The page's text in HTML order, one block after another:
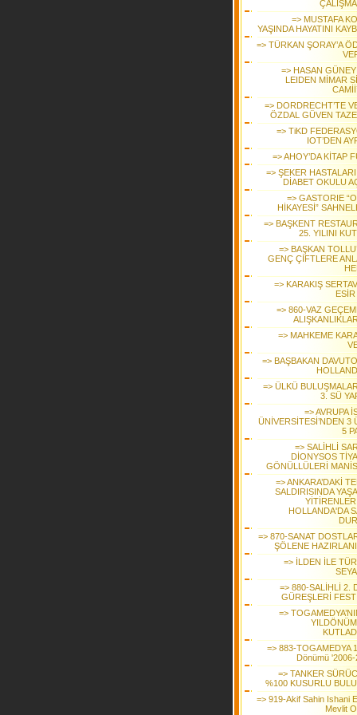
=> MUSTAFA
YAŞINDA HAYATINI
=> TÜRKAN ŞORAY’A
=> HASAN
LEIDEN MİMAR
=> DORDRECHT’TE
ÖZDAL GÜVEN
=> TiKD
IOT’DEN
=> AHOY’DA KİTAP
=> ŞEKER
DİABET OKULU
=> GASTORIE
HİKAYESİ”
=> BAŞKENT
25. YILINI
=> BAŞKAN
GENÇ ÇİFTLERE
=> KARAKIŞ
=> 860-VAZ
=> MAHKEME
=> BAŞBAKAN
=> ÜLKÜ
3. SÜ
=> AVRUPA
ÜNİVERSİTESİ’NDEN 3
5
=> SALİHLİ
DİONYSOS
GÖNÜLLÜLERİ
=> ANKARA’DAKİ
SALDIRISINDA
HOLLANDA'DA
=> 870-SANAT
ŞÖLENE
=> İLDEN İLE
=> 880-SALİHLİ 2.
GÜREŞLERİ
=>
=> 883-TOGAMEDYA
Dönümü
=> TANKER
%100 KUSURLU
=> 919-Akif Sahin Ishani
Mevlit